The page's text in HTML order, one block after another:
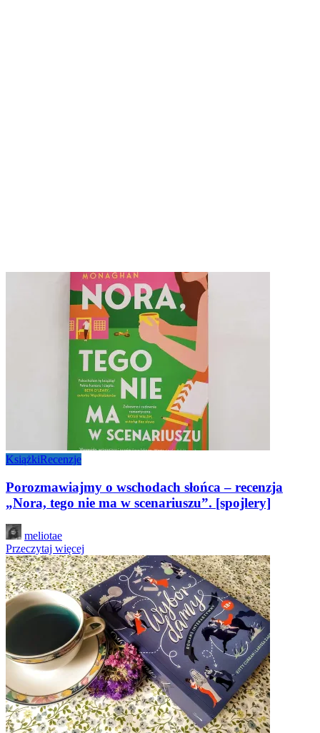
KsiążkiRecenzje
Porozmawiajmy o wschodach słońca – recenzja
„Nora, tego nie ma w scenariuszu”. [spojlery]
Posted
by
meliotae
Przeczytaj więcej